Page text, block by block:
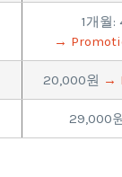
1개월:
→
20,000원 →
29,000